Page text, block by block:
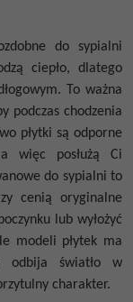
do sypialni
ciepło, dlatego
To ważna
podczas chodzenia
płytki są odporne
więc posłużą Ci
do sypialni to
cenią oryginalne
lub wyłożyć
modeli płytek ma
odbija światło w
charakter.